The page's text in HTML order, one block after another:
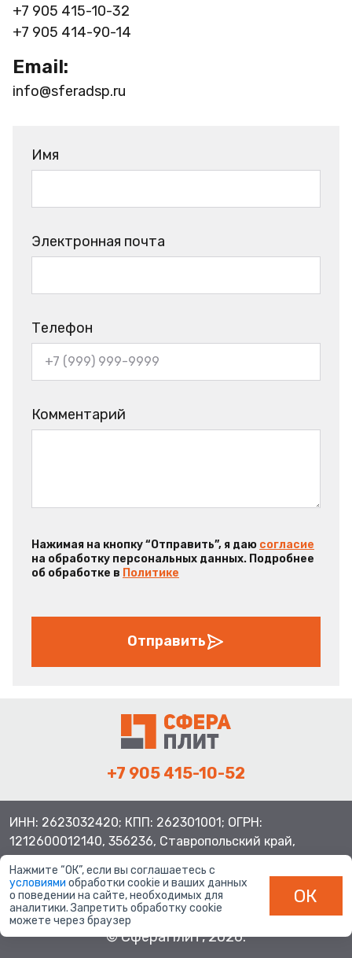
+7 905 415-10-32
+7 905 414-90-14
Email:
info@sferadsp.ru
Имя
Электронная почта
Телефон
Комментарий
Нажимая на кнопку “Отправить”, я даю согласие
на обработку персональных данных. Подробнее
об обработке в Политике
Отправить
+7 905 415-10-52
ИНН: 2623032420; КПП: 262301001; ОГРН:
1212600012140, 356236, Ставропольский край,
© СфераПлит, 2026.
Нажмите “ОК”, если вы соглашаетесь с
условиями обработки cookie и ваших данных
о поведении на сайте, необходимых для
аналитики. Запретить обработку cookie
можете через браузер
ОК